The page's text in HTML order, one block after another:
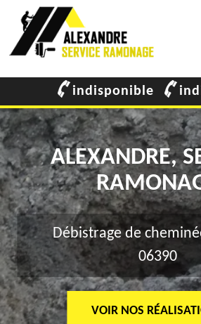
indisponible
ALEXANDRE,
Débistrage de
06390
VOIR NOS